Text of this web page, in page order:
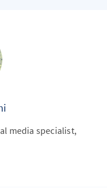
media specialist,